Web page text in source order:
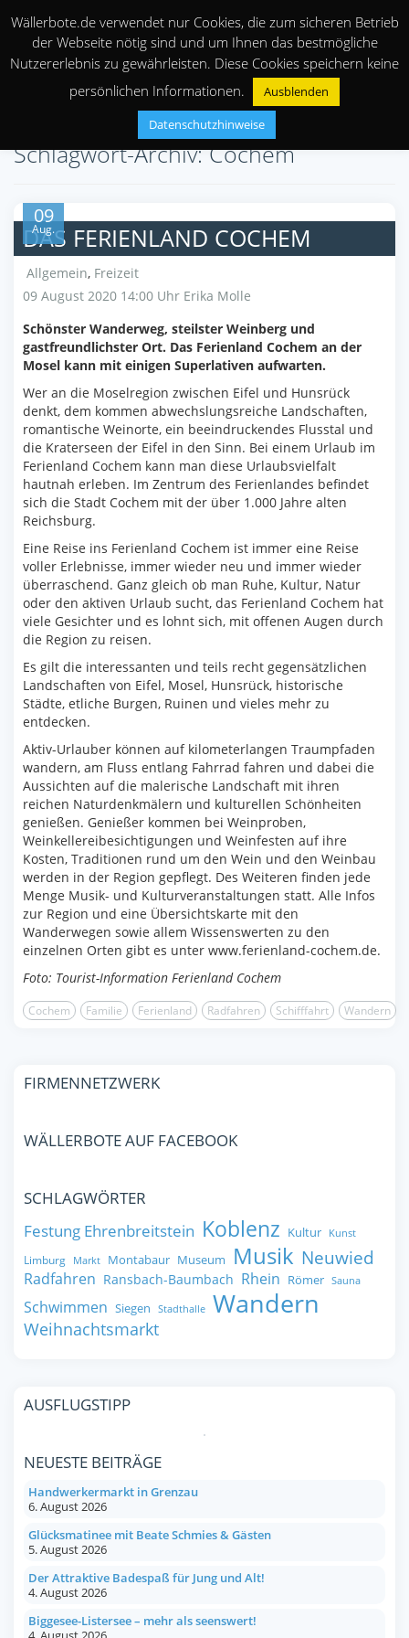
Schlagwort-Archiv: Cochem
09
Aug.
DAS FERIENLAND COCHEM
Allgemein, Freizeit
09 August 2020 14:00 Uhr Erika Molle
Schönster Wanderweg, steilster Weinberg und
gastfreundlichster Ort. Das Ferienland Cochem an der
Mosel kann mit einigen Superlativen aufwarten.
Wer an die Moselregion zwischen Eifel und Hunsrück
denkt, dem kommen abwechslungsreiche Landschaften,
romantische Weinorte, ein beeindruckendes Flusstal und
die Kraterseen der Eifel in den Sinn. Bei einem Urlaub im
Ferienland Cochem kann man diese Urlaubsvielfalt
hautnah erleben. Im Zentrum des Ferienlandes befindet
sich die Stadt Cochem mit der über 1.000 Jahre alten
Reichsburg.
Eine Reise ins Ferienland Cochem ist immer eine Reise
voller Erlebnisse, immer wieder neu und immer wieder
überraschend. Ganz gleich ob man Ruhe, Kultur, Natur
oder den aktiven Urlaub sucht, das Ferienland Cochem hat
viele Gesichter und es lohnt sich, mit offenen Augen durch
die Region zu reisen.
Es gilt die interessanten und teils recht gegensätzlichen
Landschaften von Eifel, Mosel, Hunsrück, historische
Städte, etliche Burgen, Ruinen und vieles mehr zu
entdecken.
Aktiv-Urlauber können auf kilometerlangen Traumpfaden
wandern, am Fluss entlang Fahrrad fahren und dabei die
Aussichten auf die malerische Landschaft mit ihren
reichen Naturdenkmälern und kulturellen Schönheiten
genießen. Genießer kommen bei Weinproben,
Weinkellereibesichtigungen und Weinfesten auf ihre
Kosten, Traditionen rund um den Wein und den Weinbau
werden in der Region gepflegt. Des Weiteren finden jede
Menge Musik- und Kulturveranstaltungen statt. Alle Infos
zur Region und eine Übersichtskarte mit den
Wanderwegen sowie allem Wissenswerten zu den
einzelnen Orten gibt es unter www.ferienland-cochem.de.
Foto: Tourist-Information Ferienland Cochem
Cochem Familie Ferienland Radfahren Schifffahrt Wandern
FIRMENNETZWERK
WÄLLERBOTE AUF FACEBOOK
SCHLAGWÖRTER
Festung Ehrenbreitstein Koblenz Kultur Kunst
Limburg Markt Montabaur Museum Musik Neuwied
Radfahren Ransbach-Baumbach Rhein Römer Sauna
Schwimmen Siegen Stadthalle Wandern
Weihnachtsmarkt
AUSFLUGSTIPP
NEUESTE BEITRÄGE
Handwerkermarkt in Grenzau
6. August 2026
Glücksmatinee mit Beate Schmies & Gästen
5. August 2026
Der Attraktive Badespaß für Jung und Alt!
4. August 2026
Biggesee-Listersee – mehr als seenswert!
Wällerbote.de verwendet nur Cookies, die zum sicheren Betrieb
der Webseite nötig sind und um Ihnen das bestmögliche
Nutzererlebnis zu gewährleisten. Diese Cookies speichern keine
persönlichen Informationen.
Ausblenden
Datenschutzhinweise